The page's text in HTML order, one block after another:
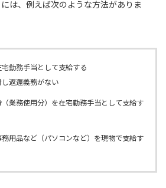
は、例えば次のような方法がありま
勤務手当として支給する
返還義務がない
業務使用分）を在宅勤務手当として支給す
用品など（パソコンなど）を現物で支給す